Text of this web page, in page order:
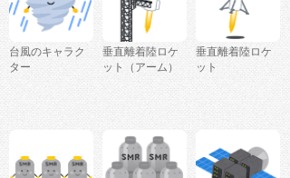
台風のキャラク
ター
垂直離着陸ロケ
ット（アーム）
垂直離着陸ロケ
ット